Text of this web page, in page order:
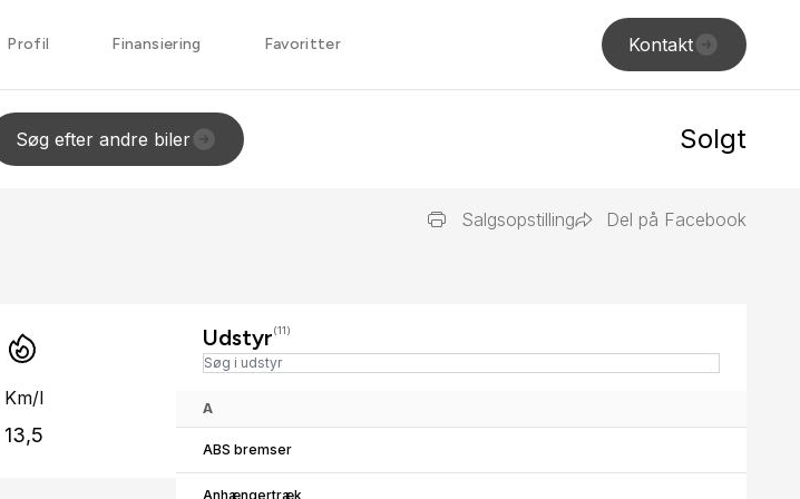
Profil Finansiering Favoritter Kontakt
Søg efter andre biler Solgt
Salgsopstilling Del på Facebook
Km/l
13,5
Udstyr(11)
A
ABS bremser
Anhængertræk